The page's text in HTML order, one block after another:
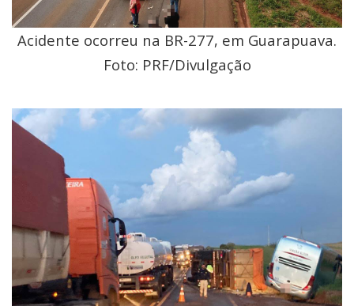
Acidente ocorreu na BR-277, em Guarapuava.
Foto: PRF/Divulgação